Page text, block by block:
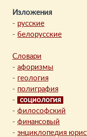
Изложения
- русские
- белорусские
Словари
- афоризмы
- геология
- полиграфия
-
социология
- философский
- финансовый
- энциклопедия